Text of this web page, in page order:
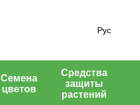
Рус
Семена
цветов
Средства
защиты
растений